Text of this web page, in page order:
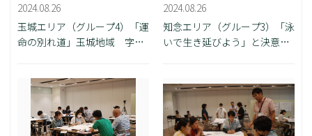
2024.08.26
玉城エリア（グループ4）「運
命の別れ道」玉城地域 字船
2024.08.26
知念エリア（グループ3）「泳
いで生き延びよう」と決意し